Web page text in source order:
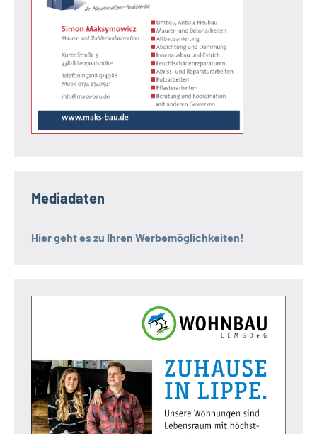
Mediadaten
Hier geht es zu Ihren Werbemöglichkeiten!